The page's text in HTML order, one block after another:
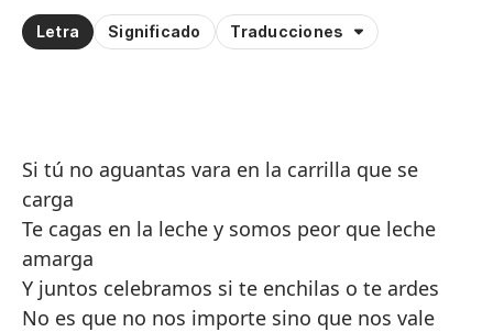
Letra Significado Traducciones
Si tú no aguantas vara en la carrilla que se
carga
Te cagas en la leche y somos peor que leche
amarga
Y juntos celebramos si te enchilas o te ardes
No es que no nos importe sino que nos vale